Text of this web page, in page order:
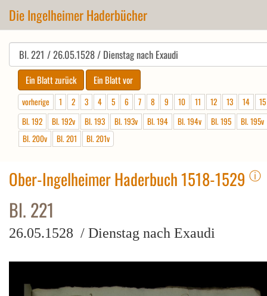
Die Ingelheimer Haderbücher
vorherige 1 2 3 4 5 6 7 8 9 10 11 12 13 14
15
Bl. 192
Bl. 192v Bl. 193 Bl. 193v Bl. 194 Bl. 194v Bl. 195
Bl. 195v
Bl. 200v
Bl. 201 Bl. 201v
Ober-Ingelheimer Haderbuch 1518-1529 ⓘ
Bl. 221
26.05.1528 / Dienstag nach Exaudi